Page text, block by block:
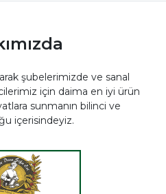
şubelerimizde ve sanal
için daima en iyi ürün
sunmanın bilinci ve
içerisindeyiz.